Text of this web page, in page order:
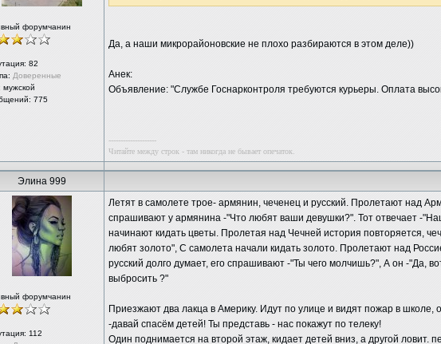
форумчанин
82
Доверенные
мужской
775
Да, а наши микрорайоновские не плохо разбираются в этом деле))
Анек:
Объявление: "Службе Госнарконтроля требуются курьеры. Оплата
--------------------
Читайте между строк - там никогда не бывает опечаток.
Элина 999
форумчанин
112
Летят в самолете трое- армянин, чеченец и русский. Пролетают над
спрашивают у армянина -"Что любят ваши девушки?". Тот отвечает -
начинают кидать цветы. Пролетая над Чечней история повторяется,
любят золото", С самолета начали кидать золото. Пролетают над
русский долго думает, его спрашивают -"Ты чего молчишь?", А он -"Да,
выбросить ?"
Приезжают два лакца в Америку. Идут по улице и видят пожар в школе,
-давай спасём детей! Ты представь - нас покажут по телеку!
Один поднимается на второй этаж, кидает детей вниз, а другой ловит.